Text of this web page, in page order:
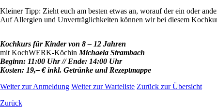
Kleiner Tipp: Zieht euch am besten etwas an, worauf der ein oder
Auf Allergien und Unverträglichkeiten können wir bei diesem
Kochkurs für Kinder von 8 – 12 Jahren
mit KochWERK-Köchin Michaela Strambach
Beginn: 11:00 Uhr // Ende: 14:00 Uhr
Kosten: 19,– € inkl. Getränke und Rezeptmappe
Weiter zur Anmeldung Weiter zur Warteliste Zurück zur Übersicht
Zurück